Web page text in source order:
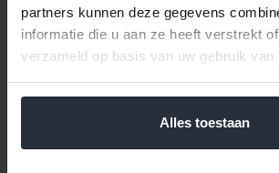
partners kunnen deze gegevens
informatie die u aan ze heeft verstrekt
verzameld op basis van uw gebruik van
Alles toestaan
Reviews
Help ons en andere klanten door het